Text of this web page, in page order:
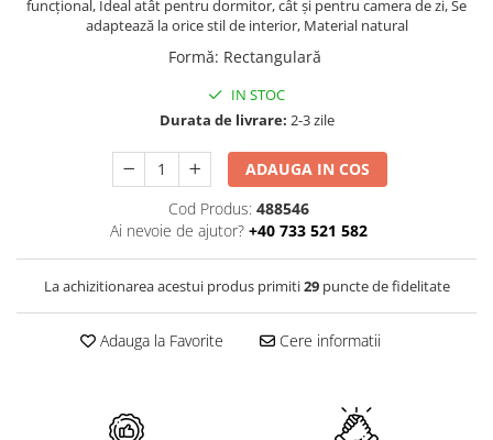
SETURI CHIUVETA DE BUCATARIE SI
SITE / COSURI INOX
STRICTO
funcțional, Ideal atât pentru dormitor, cât și pentru camera de zi, Se
adaptează la orice stil de interior, Material natural
Formă: Rectangulară
IN STOC
Durata de livrare: 2-3 zile
ADAUGA IN COS
Cod Produs: 488546
Ai nevoie de ajutor? +40 733 521 582
La achizitionarea acestui produs primiti29puncte de fidelitate
Adauga la Favorite Cere informatii